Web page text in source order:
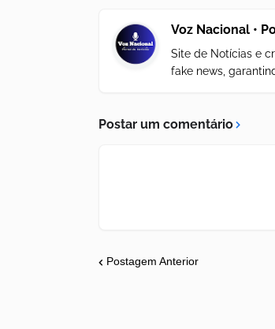
Voz Nacional •
Site de Notícias e
fake news,
Postar um comentário
Postagem Anterior